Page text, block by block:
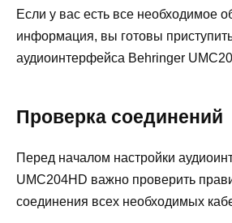
Если у вас есть все необходимое
информация, вы готовы
аудиоинтерфейса Behringer
Проверка соединений
Перед началом настройки
UMC204HD важно проверить
соединения всех необходимых